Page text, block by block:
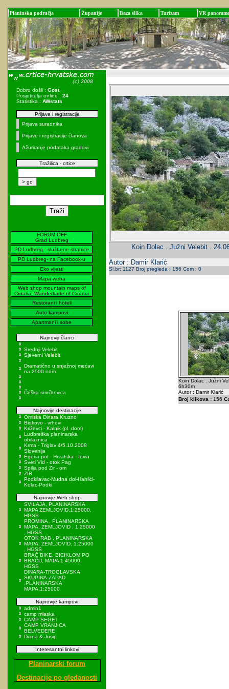
Planinska područja Županije Baza slika Turizam VR panorame
Dobro došli : Gost
Posjetitelja online : 24
Statistika : AWstats
Prijave i registracije
Prijava suradnika
Prijave i registracije članova
Ažuriranje podataka gradovi
Tražilica - crtice
FORUM OFF
Grad Ludbreg
PD Ludbreg - službene stranice
PD Ludbreg- na Facebook-u
Eko vijesti
Mapa weba
Web shop mountain maps of
Croatia, Wanderkarte of Croatia
Restorani i hoteli
Auto kampovi
Apartmani i sobe
Najnoviji članci
Srednji Velebit
Sjeverni Velebit
Dramatično u snježnoj mećavi
na 2500 ndm
Češka smrčkovica
Najnovije destinacije
Omiska Dinara Kruzno
Biokovo - vrhovi
Križevci - Kalnik (pl. dom)
Ludbreška planinarska
obilaznica
Krma - Triglav 4/5.10.2008
Slovenija
Egeria put - Hrvatska - Iovia
Sveti Vid - otok Pag
Spilja pod Zir - om
ZIR
Podkilavac-Mudna dol-Hahlići-
Kolac-Podki
Najnovije Web shop
SVILAJA, PLANINARSKA
MAPA ZEMLJOVID,1:25000,
HGSS
PROMINA , PLANINARSKA
MAPA, ZEMLJOVID , 1:25000
, HGSS
OTOK RAB , PLANINARSKA
MAPA, ZEMLJOVID, 1:25000
, HGSS
BRAČ BIKE, BICIKLOM PO
BRAČU, MAPA 1:45000,
HGSS
DINARA-TROGLAVSKA
SKUPINA-ZAPAD
,PLANINARSKA
MAPA,1:25000
Najnovije kampovi
admin1
camp mlaska
CAMP SEGET
CAMP VRANJICA
BELVEDERE
Diana & Josip
Interesantni linkovi
Planinarski forum
Destinacije po gledanosti
Koin Dolac . Južni Velebit .
Autor : Damir Klarić
Sl.br: 1127 Broj pregleda : 156 Com : 0
Koin Dolac . Južni
6h30m
Autor : Damir Klarić
Broj klikova :156